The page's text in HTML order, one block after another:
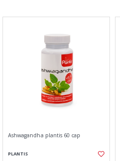
Ashwagandha plantis 60 cap
PLANTIS